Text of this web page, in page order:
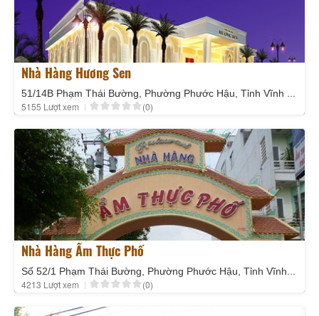
Nhà Hàng Hương Sen
51/14B Phạm Thái Bường, Phường Phước Hậu, Tỉnh Vĩnh Long
5155 Lượt xem
(0)
Nhà Hàng Ẩm Thực Phố
Số 52/1 Phạm Thái Bường, Phường Phước Hậu, Tỉnh Vĩnh Long
4213 Lượt xem
(0)